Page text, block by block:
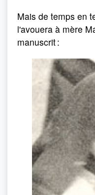
Mais de temps en
l'avouera à mère
manuscrit :